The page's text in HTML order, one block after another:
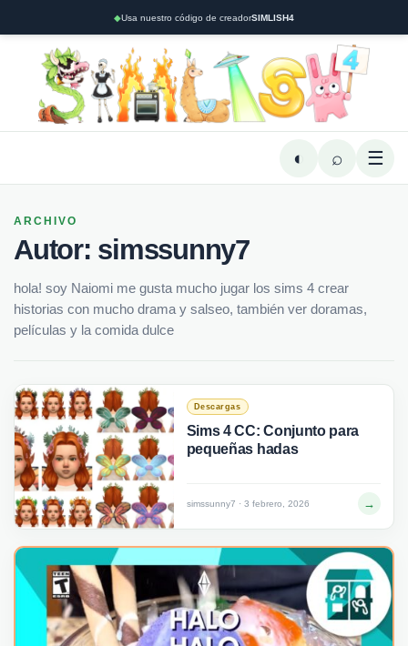
◆Usa nuestro código de creadorSIMLISH4
◐ ⌕ ☰
ARCHIVO
Autor: simssunny7
hola! soy Naiomi me gusta mucho jugar los sims 4 crear
historias con mucho drama y salseo, también ver doramas,
películas y la comida dulce
Descargas
Sims 4 CC: Conjunto para
pequeñas hadas
simssunny7 · 3 febrero, 2026 →